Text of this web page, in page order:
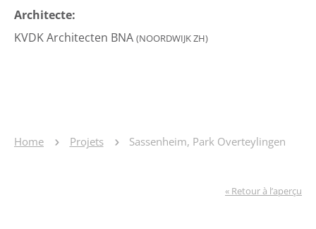
Architecte:
KVDK Architecten BNA (NOORDWIJK ZH)
Home Projets Sassenheim, Park Overteylingen
« Retour à l’aperçu